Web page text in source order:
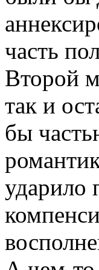
часть
Второй
так и
бы